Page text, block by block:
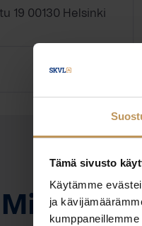
Tämä sivusto
Käytämme
ja
19 00130 Helsinki
Miten